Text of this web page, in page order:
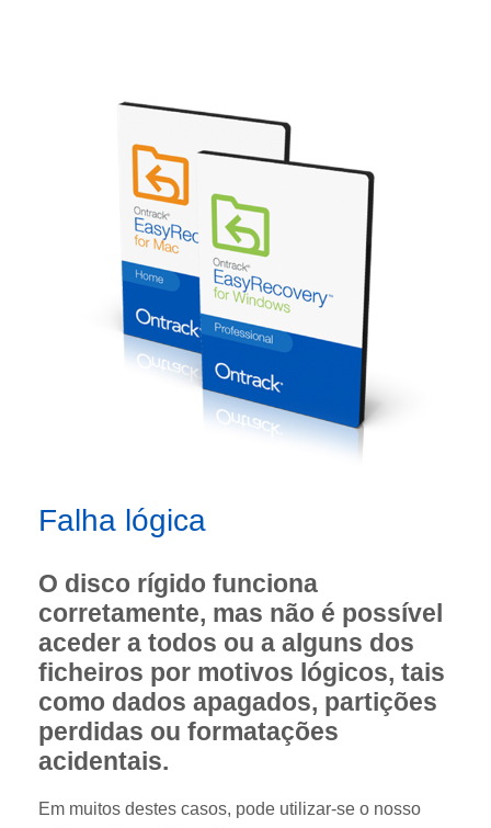
Falha lógica
O disco rígido funciona
corretamente, mas não é possível
aceder a todos ou a alguns dos
ficheiros por motivos lógicos, tais
como dados apagados, partições
perdidas ou formatações
acidentais.
Em muitos destes casos, pode utilizar-se o nosso